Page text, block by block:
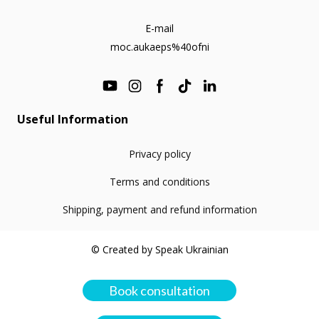
E-mail
moc.aukaeps%40ofni
Useful Information
Privacy policy
Terms and conditions
Shipping, payment and refund information
© Created by Speak Ukrainian
Book consultation